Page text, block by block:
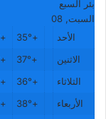
بئر السبع
السبت, 08
الأحد
+
35°
+
الاثنين
+
37°
+
الثلاثاء
+
36°
+
الأربعاء
+
38°
+